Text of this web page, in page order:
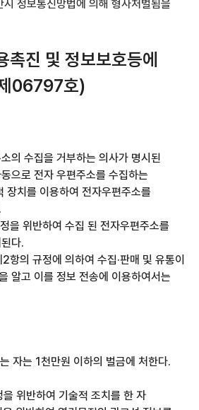
정보통신망법에 의해 형사처벌됨을
촉진 및 정보보호등에
06797호)
의 수집을 거부하는 의사가 명시된
으로 전자 우편주소를 수집하는
장치를 이용하여 전자우편주소를
을 위반하여 수집 된 전자우편주소를
다.
의 규정에 의하여 수집·판매 및 유통이
알고 이를 정보 전송에 이용하여서는
자는 1천만원 이하의 벌금에 처한다.
위반하여 기술적 조치를 한 자